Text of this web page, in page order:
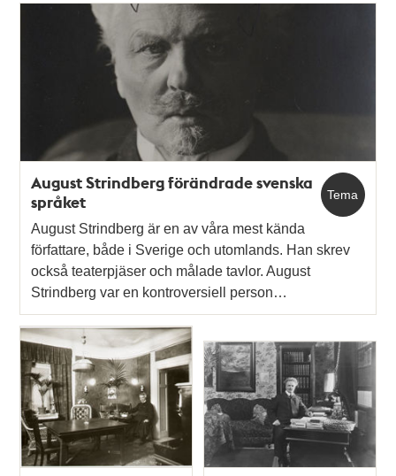
Tema
August Strindberg förändrade svenska
språket
August Strindberg är en av våra mest kända
författare, både i Sverige och utomlands. Han skrev
också teaterpjäser och målade tavlor. August
Strindberg var en kontroversiell person…